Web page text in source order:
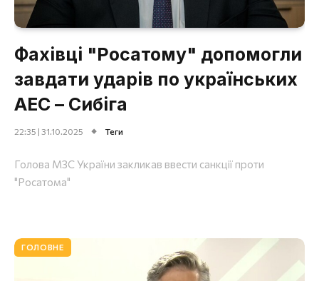
Фахівці "Росатому" допомогли
завдати ударів по українських
АЕС – Сибіга
22:35 | 31.10.2025 Теги
Голова МЗС України закликав ввести санкції проти
"Росатома"
ГОЛОВНЕ